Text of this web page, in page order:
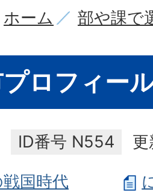
ホーム 部や課で
プロフィー
ID番号 N554
国時代